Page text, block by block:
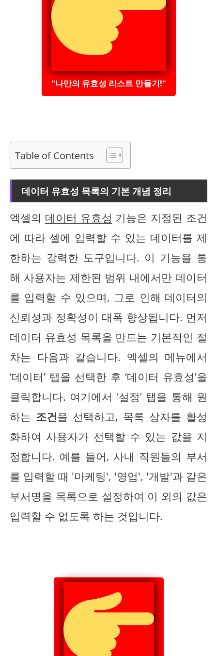
"나만의 유효성 리스트 만들기!"
Table of Contents
데이터 유효성 목록의 기본 개념 정리
엑셀의 데이터 유효성 기능은 지정된 조건
에 따라 셀에 입력할 수 있는 데이터를 제
한하는 강력한 도구입니다. 이 기능을 통
해 사용자는 제한된 범위 내에서만 데이터
를 입력할 수 있으며, 그로 인해 데이터의
신뢰성과 정확성이 대폭 향상됩니다. 먼저
데이터 유효성 목록을 만드는 기본적인 절
차는 다음과 같습니다. 엑셀의 메뉴에서
‘데이터’ 탭을 선택한 후 ‘데이터 유효성’을
클릭합니다. 여기에서 ‘설정’ 탭을 통해 원
하는 조건을 선택하고, 목록 상자를 활성
화하여 사용자가 선택할 수 있는 값을 지
정합니다. 예를 들어, 사내 직원들의 부서
를 입력할 때 '마케팅', '영업', '개발'과 같은
부서명을 목록으로 설정하여 이 외의 값은
입력할 수 없도록 하는 것입니다.